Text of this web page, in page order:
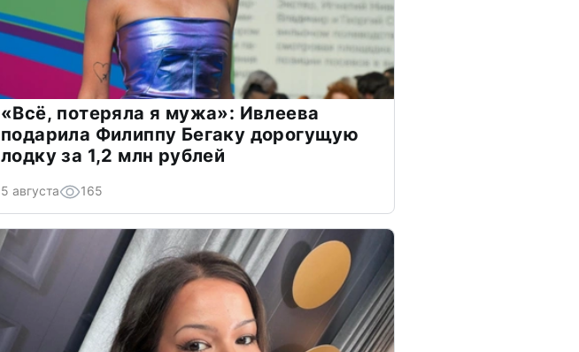
«Всё, потеряла я мужа»: Ивлеева
подарила Филиппу Бегаку дорогущую
лодку за 1,2 млн рублей
5 августа 165